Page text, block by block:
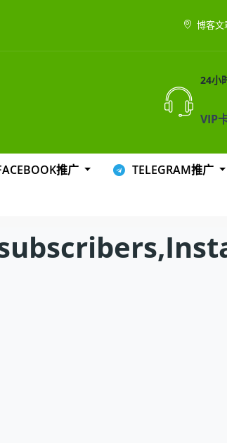
博客文
24小
VIP
推广
TELEGRAM推广